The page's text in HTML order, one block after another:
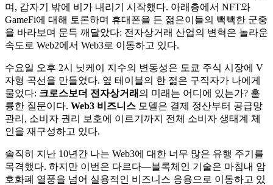
며, 갑자기 밖에 비가 내리기 시작했다. 아래층에서 NFT와
GameFi에 대해 토론하며 휴대폰을 든 젊은이들의 빽빽한 군중
을 바라보며 문득 깨달았다: 전자상거래 산업의 변혁은 놀라운
속도로 Web2에서 Web3로 이동하고 있다.
수요일 오후 2시 닛케이 지수의 변동성은 도쿄 주식 시장에 V
자형 곡선을 만들었다. 옆 테이블의 한 젊은 구직자가 나에게
물었다: 크로스보더 전자상거래 의 미래는 어디에 있는가? 훌
륭한 질문이다. Web3 비즈니스 모델은 결제 정산부터 공급망
관리, 소비자 권리 보호에 이르기까지 전체 소비자 생태계 체
인을 재구성하고 있다.
솔직히 지난 10년간 나는 Web3에 대한 너무 많은 유행 주기를
목격했다. 하지만 이번은 다르다—블록체인 기술은 마침내 암
호화폐 열풍을 넘어 실용적인 비즈니스 응용으로 이동하고 있